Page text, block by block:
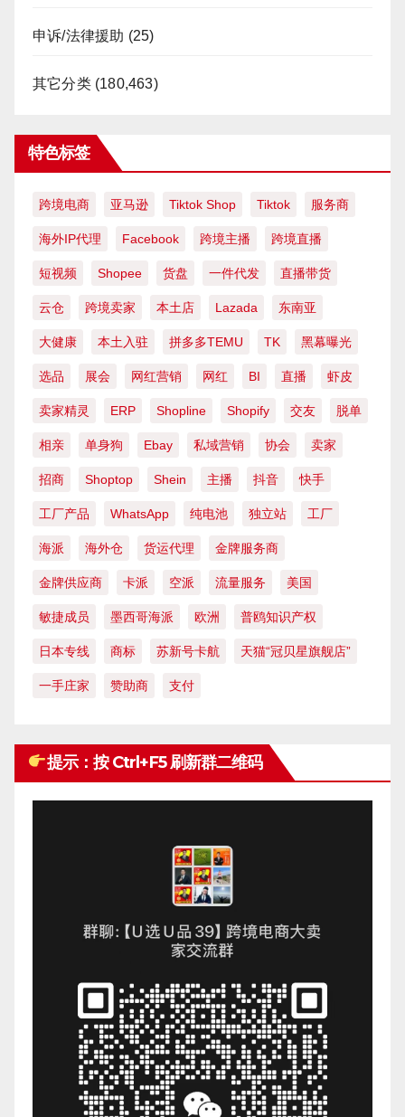
申诉/法律援助 (25)
其它分类(180,463)
特色标签
跨境电商 亚马逊 Tiktok Shop Tiktok 服务商
海外IP代理 Facebook 跨境主播 跨境直播
短视频 Shopee 货盘 一件代发 直播带货
云仓 跨境卖家 本土店 Lazada 东南亚
大健康 本土入驻 拼多多TEMU TK 黑幕曝光
选品 展会 网红营销 网红 BI 直播 虾皮
卖家精灵 ERP Shopline Shopify 交友 脱单
相亲 单身狗 Ebay 私域营销 协会 卖家
招商 Shoptop Shein 主播 抖音 快手
工厂产品 WhatsApp 纯电池 独立站 工厂
海派 海外仓 货运代理 金牌服务商
金牌供应商 卡派 空派 流量服务 美国
敏捷成员 墨西哥海派 欧洲 普鸥知识产权
日本专线 商标 苏新号卡航 天猫“冠贝星旗舰店”
一手庄家 赞助商 支付
提示：按 Ctrl+F5 刷新群二维码